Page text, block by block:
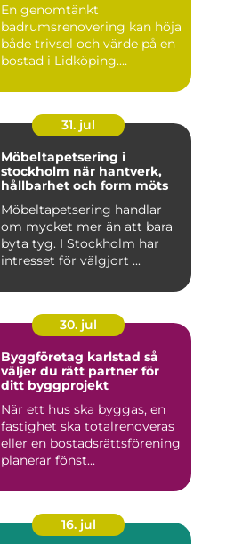
En genomtänkt
badrumsrenovering kan höja
både trivsel och värde på en
bostad i Lidköping.
31. jul
Möbeltapetsering i
stockholm när hantverk,
hållbarhet och form möts
Möbeltapetsering handlar
om mycket mer än att bara
byta tyg. I Stockholm har
intresset för välgjort ...
30. jul
Byggföretag karlstad så
väljer du rätt partner för
ditt byggprojekt
När ett hus ska byggas, en
fastighet ska totalrenoveras
eller en bostadsrättsförening
planerar fönst...
16. jul